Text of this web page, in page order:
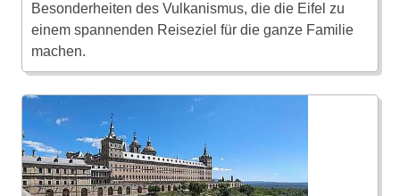
Besonderheiten des Vulkanismus, die die Eifel zu
einem spannenden Reiseziel für die ganze Familie
machen.